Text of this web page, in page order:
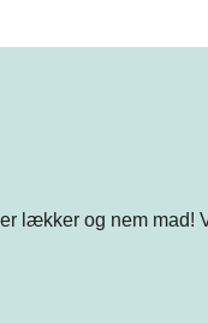
lækker og nem